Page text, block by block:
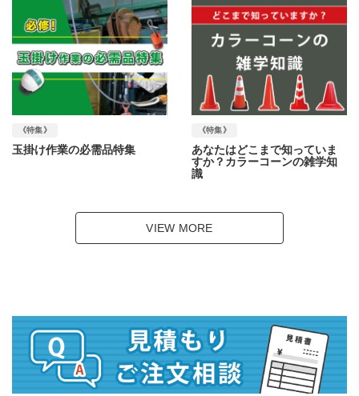
《特集》
玉掛け作業の必需品特集
《特集》
あなたはどこまで知っていま
すか？カラーコーンの雑学知
識
VIEW MORE